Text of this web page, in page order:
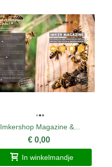
Imkershop Magazine &...
€ 0,00
In winkelmandje